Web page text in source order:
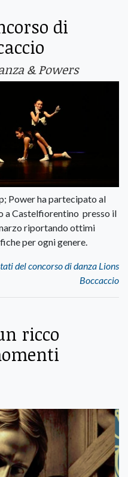
di
& Powers
Power ha partecipato al
a Castelfiorentino presso il
riportando ottimi
per ogni genere.
del concorso di danza Lions
Boccaccio
ricco